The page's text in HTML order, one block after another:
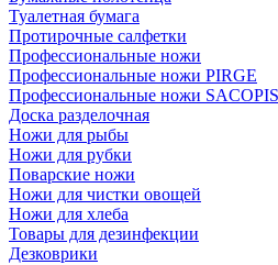
Туалетная бумага
Протирочные салфетки
Профессиональные ножи
Профессиональные ножи PIRGE
Профессиональные ножи
Доска разделочная
Ножи для рыбы
Ножи для рубки
Поварские ножи
Ножи для чистки овощей
Ножи для хлеба
Товары для дезинфекции
Дезковрики